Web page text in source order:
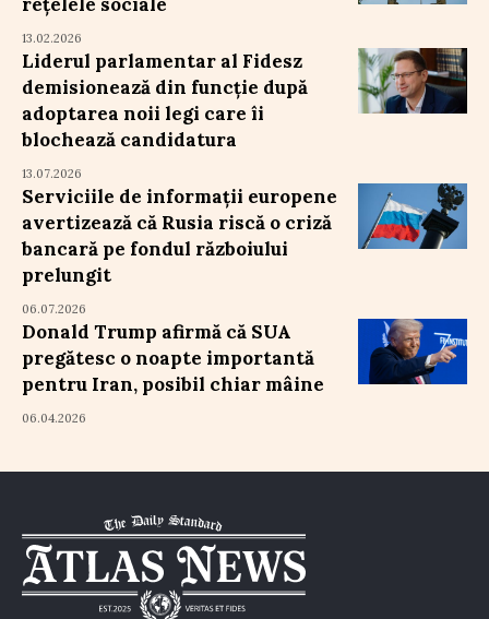
13.02.2026
Liderul parlamentar al Fidesz
demisionează din funcție după
adoptarea noii legi care îi
blochează candidatura
13.07.2026
Serviciile de informații europene
avertizează că Rusia riscă o criză
bancară pe fondul războiului
prelungit
06.07.2026
Donald Trump afirmă că SUA
pregătesc o noapte importantă
pentru Iran, posibil chiar mâine
06.04.2026